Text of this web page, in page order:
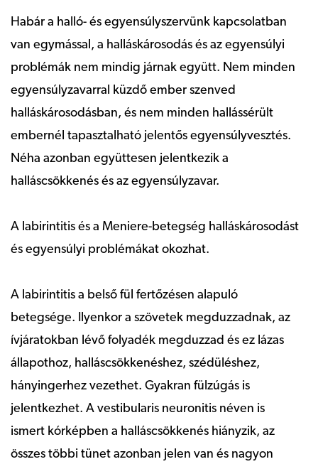
Habár a halló- és egyensúlyszervünk kapcsolatban
van egymással, a halláskárosodás és az egyensúlyi
problémák nem mindig járnak együtt. Nem minden
egyensúlyzavarral küzdő ember szenved
halláskárosodásban, és nem minden hallássérült
embernél tapasztalható jelentős egyensúlyvesztés.
Néha azonban együttesen jelentkezik a
halláscsökkenés és az egyensúlyzavar.
A labirintitis és a Meniere-betegség halláskárosodást
és egyensúlyi problémákat okozhat.
A labirintitis a belső fül fertőzésen alapuló
betegsége. Ilyenkor a szövetek megduzzadnak, az
ívjáratokban lévő folyadék megduzzad és ez lázas
állapothoz, halláscsökkenéshez, szédüléshez,
hányingerhez vezethet. Gyakran fülzúgás is
jelentkezhet. A vestibularis neuronitis néven is
ismert kórképben a halláscsökkenés hiányzik, az
összes többi tünet azonban jelen van és nagyon